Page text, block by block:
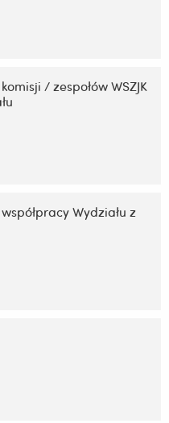
/ zespołów WSZJK
Wydziału z